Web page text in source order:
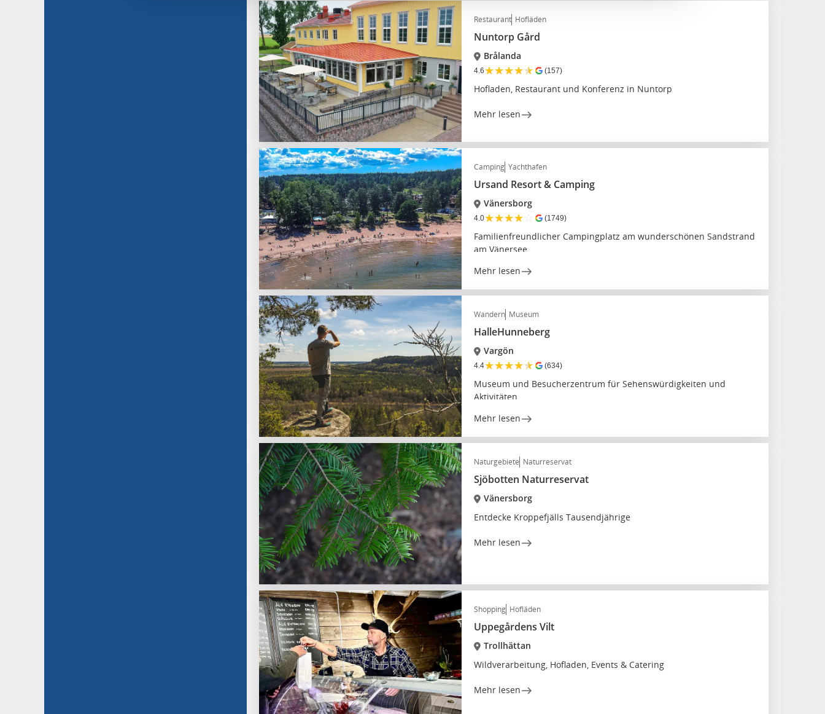
Restaurant Hofläden
Nuntorp Gård
Brålanda
4.6★★★★★ (157)
Hofladen, Restaurant und Konferenz in Nuntorp
Mehr lesen
Camping Yachthafen
Ursand Resort & Camping
Vänersborg
4.0★★★★☆ (1749)
Familienfreundlicher Campingplatz am wunderschönen Sandstrand
am Vänersee
Mehr lesen
Wandern Museum
HalleHunneberg
Vargön
4.4★★★★★ (634)
Museum und Besucherzentrum für Sehenswürdigkeiten und
Aktivitäten
Mehr lesen
Naturgebiete Naturreservat
Sjöbotten Naturreservat
Vänersborg
Entdecke Kroppefjälls Tausendjährige
Mehr lesen
Shopping Hofläden
Uppegårdens Vilt
Trollhättan
Wildverarbeitung, Hofladen, Events & Catering
Mehr lesen